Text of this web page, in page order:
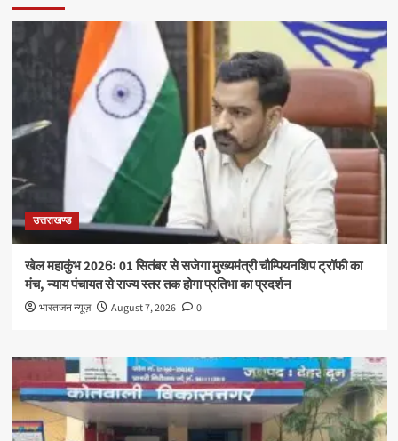
उत्तराखण्ड
खेल महाकुंभ 2026ः 01 सितंबर से सजेगा मुख्यमंत्री चौम्पियनशिप ट्रॉफी का
मंच, न्याय पंचायत से राज्य स्तर तक होगा प्रतिभा का प्रदर्शन
भारतजन न्यूज़ August 7, 2026 0